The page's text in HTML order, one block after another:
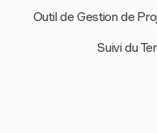
Outil de Gestion de
Suivi du